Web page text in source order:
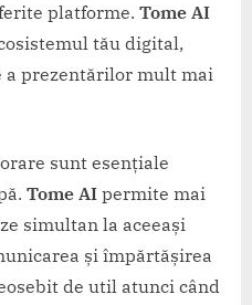
platforme. Tome AI
tău digital,
a prezentărilor mult mai
sunt esențiale
Tome AI permite mai
simultan la aceeași
și împărtășirea
de util atunci când